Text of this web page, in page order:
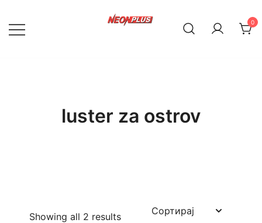
content
0
luster za ostrov
Showing all 2 results